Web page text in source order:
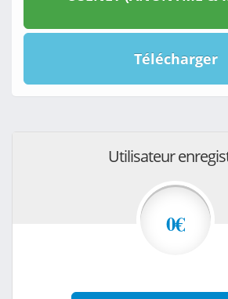
Télécharger
Utilisateur
0€